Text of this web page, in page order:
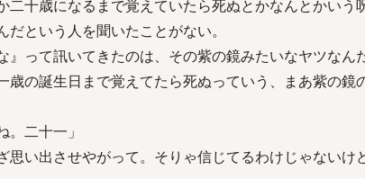
二十歳になるまで覚えていたら死ぬとかなんとかいう
という人を聞いたことがない。
』って訊いてきたのは、その紫の鏡みたいなヤツなん
歳の誕生日まで覚えてたら死ぬっていう、まあ紫の鏡
。二十一」
思い出させやがって。そりゃ信じてるわけじゃないけ